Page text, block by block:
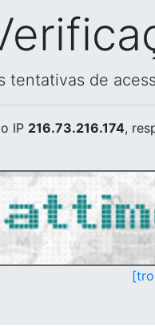
tentativas de
IP 216.73.216.174,